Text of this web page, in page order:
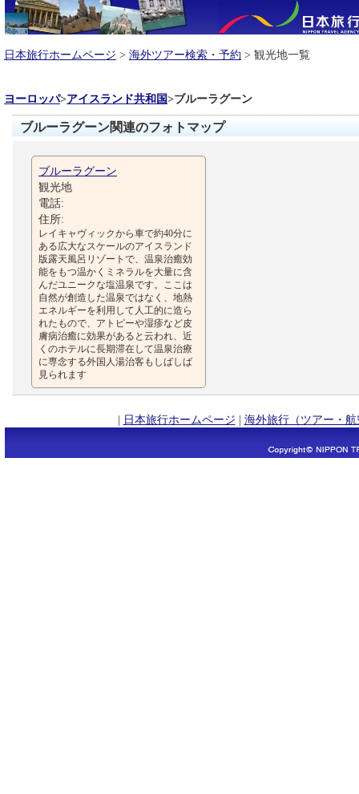
日本旅行ホームページ > 海外ツアー検索・予約 > 観光地一覧
ヨーロッパ>アイスランド共和国>ブルーラグーン
ブルーラグーン関連のフォトマップ
ブルーラグーン
観光地
電話:
住所:
レイキャヴィックから車で約40分に
ある広大なスケールのアイスランド
版露天風呂リゾートで、温泉治癒効
能をもつ温かくミネラルを大量に含
んだユニークな塩温泉です。ここは
自然が創造した温泉ではなく、地熱
エネルギーを利用して人工的に造ら
れたもので、アトピーや湿疹など皮
膚病治癒に効果があると云われ、近
くのホテルに長期滞在して温泉治療
に専念する外国人湯治客もしばしば
見られます
| 日本旅行ホームページ | 海外旅行（ツアー・航